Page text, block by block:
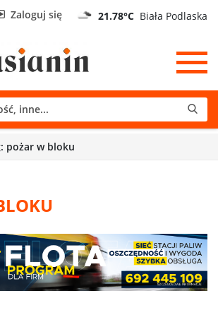
Zaloguj się 21.78°C Biała Podlaska
pożar w bloku